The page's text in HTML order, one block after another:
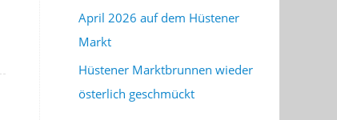
April 2026 auf dem Hüstener
Markt
Hüstener Marktbrunnen wieder
österlich geschmückt